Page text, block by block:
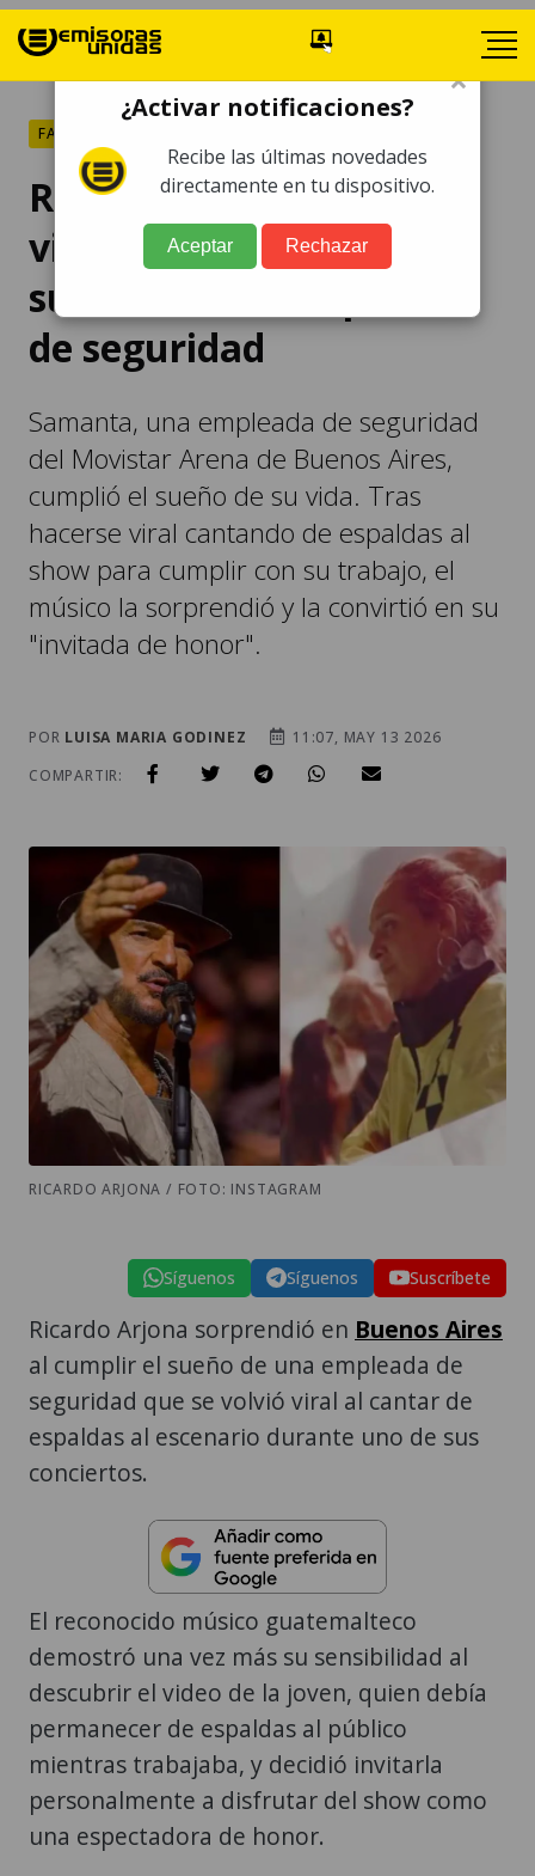
FARÁNDULA
Ricardo Arjona se hace
viral tras cumplir el
sueño de una empleada
de seguridad
Samanta, una empleada de seguridad
del Movistar Arena de Buenos Aires,
cumplió el sueño de su vida. Tras
hacerse viral cantando de espaldas al
show para cumplir con su trabajo, el
músico la sorprendió y la convirtió en su
"invitada de honor".
POR LUISA MARIA GODINEZ
11:07, MAY 13 2026
COMPARTIR:
RICARDO ARJONA / FOTO: INSTAGRAM
Síguenos Síguenos Suscríbete
Ricardo Arjona sorprendió en Buenos Aires
al cumplir el sueño de una empleada de
seguridad que se volvió viral al cantar de
espaldas al escenario durante uno de sus
conciertos.
El reconocido músico guatemalteco
demostró una vez más su sensibilidad al
descubrir el video de la joven, quien debía
permanecer de espaldas al público
mientras trabajaba, y decidió invitarla
personalmente a disfrutar del show como
una espectadora de honor.
×
¿Activar notificaciones?
Recibe las últimas novedades
directamente en tu dispositivo.
Aceptar Rechazar